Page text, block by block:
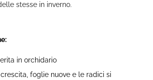
stesse in inverno.
in orchidario
foglie nuove e le radici si